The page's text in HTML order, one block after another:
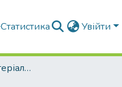
Статистика Увійти
Конференції та матеріали конференцій